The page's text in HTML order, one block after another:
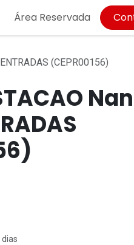
Área Reservada
(CEPR00156)